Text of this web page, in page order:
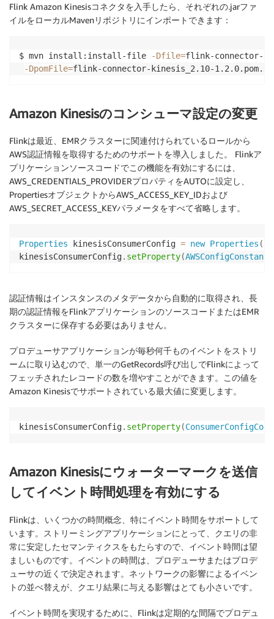
Flink Amazon Kinesisコネクタを入手したら、それぞれの.jarファ
イルをローカルMavenリポジトリにインポートできます：
$ mvn install:install-file -Dfile=flink-connector-
-DpomFile=flink-connector-kinesis_2.10-
Amazon Kinesisのコンシューマ設定の変更
Flinkは最近、EMRクラスターに関連付けられているロールから
AWS認証情報を取得するためのサポートを導入しました。 Flinkア
プリケーションソースコードでこの機能を有効にするには、
AWS_CREDENTIALS_PROVIDERプロパティをAUTOに設定し、
PropertiesオブジェクトからAWS_ACCESS_KEY_IDおよび
AWS_SECRET_ACCESS_KEYパラメータをすべて省略します。
Properties kinesisConsumerConfig = new Properties (
kinesisConsumerConfig. setProperty(AWSConfigConstants
認証情報はインスタンスのメタデータから自動的に取得され、長
期の認証情報をFlinkアプリケーションのソースコードまたはEMR
クラスターに保存する必要はありません。
プロデューサアプリケーションが毎秒何千ものイベントをストリ
ームに取り込むので、単一のGetRecords呼び出しでFlinkによって
フェッチされたレコードの数を増やすことができます。この値を
Amazon Kinesisでサポートされている最大値に変更します。
kinesisConsumerConfig. setProperty(
Amazon Kinesisにウォーターマークを送信
してイベント時間処理を有効にする
Flinkは、いくつかの時間概念、特にイベント時間をサポートして
います。ストリーミングアプリケーションにとって、クエリの非
常に安定したセマンティクスをもたらすので、イベント時間は望
ましいものです。イベントの時間は、プロデューサまたはプロデ
ューサの近くで決定されます。ネットワークの影響によるイベン
トの並べ替えが、クエリ結果に与える影響はとても小さいです。
イベント時間を実現するために、Flinkは定期的な間隔でプロデュ